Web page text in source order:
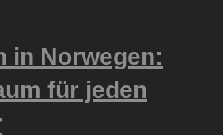
in Norwegen:
für jeden